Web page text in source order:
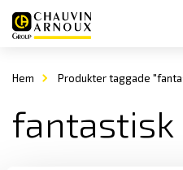
Hem Produkter taggade